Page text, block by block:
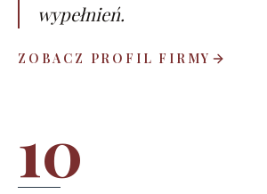
wypełnień.
ZOBACZ PROFIL FIRMY
10